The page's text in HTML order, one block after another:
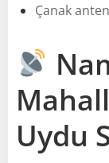
Çanak
Uydu